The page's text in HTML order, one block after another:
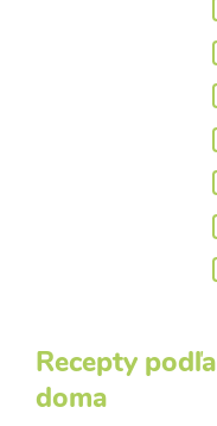
Recepty
doma